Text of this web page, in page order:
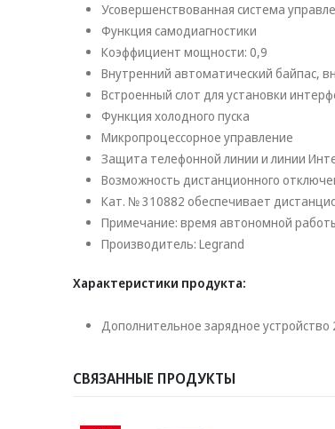
Усовершенствованная система
Функция самодиагностики
Коэффициент мощности: 0,9
Внутренний автоматический байпас,
Встроенный слот для установки
Функция холодного пуска
Микропроцессорное управление
Защита телефонной линии и линии
Возможность дистанционного
Кат. № 310882 обеспечивает
Примечание: время автономной
Производитель: Legrand
Характеристики продукта:
Дополнительное зарядное
СВЯЗАННЫЕ ПРОДУКТЫ